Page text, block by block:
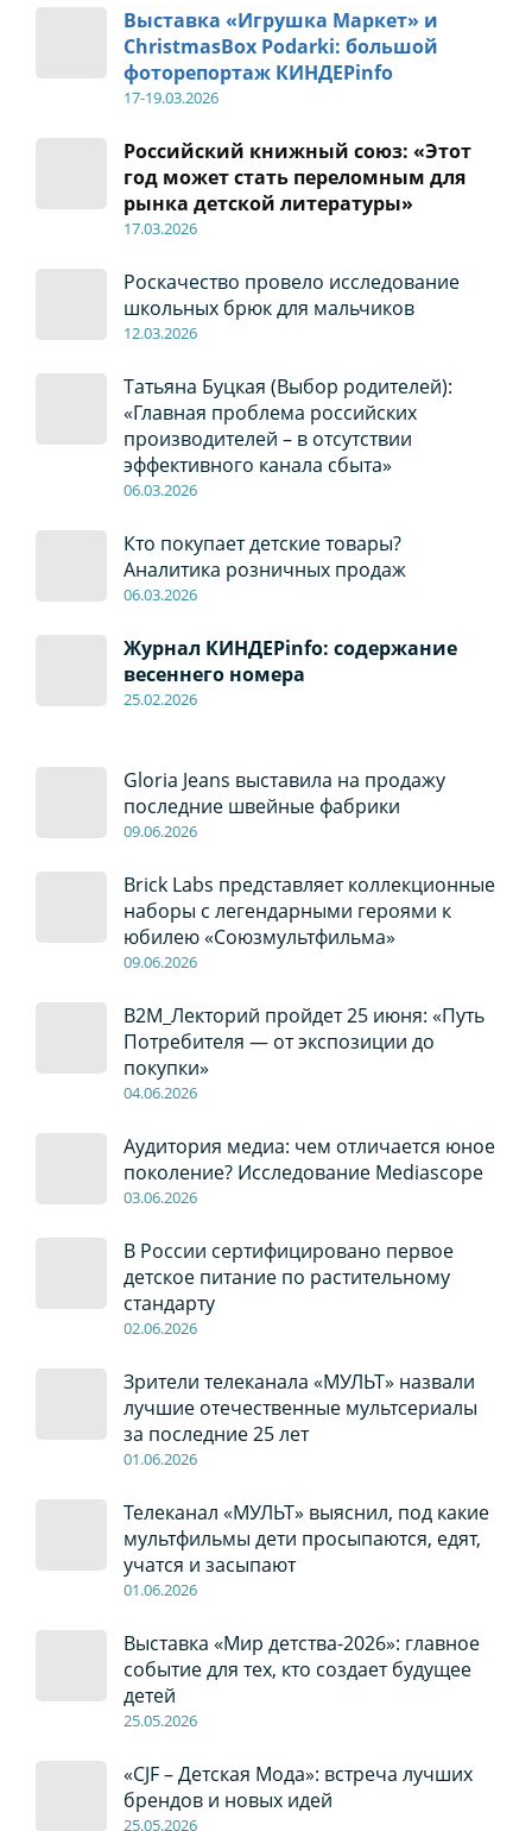
Выставка «Игрушка Маркет» и
ChristmasBox Podarki: большой
фоторепортаж КИНДЕРinfo
17-19.03.2026
Российский книжный союз: «Этот
год может стать переломным для
рынка детской литературы»
17.03.2026
Роскачество провело исследование
школьных брюк для мальчиков
12.03.2026
Татьяна Буцкая (Выбор родителей):
«Главная проблема российских
производителей – в отсутствии
эффективного канала сбыта»
06.03.2026
Кто покупает детские товары?
Аналитика розничных продаж
06.03.2026
Журнал КИНДЕРinfo: содержание
весеннего номера
25.02.2026
Gloria Jeans выставила на продажу
последние швейные фабрики
09.06.2026
Brick Labs представляет коллекционные
наборы с легендарными героями к
юбилею «Союзмультфильма»
09.06.2026
B2M_Лекторий пройдет 25 июня: «Путь
Потребителя — от экспозиции до
покупки»
04.06.2026
Аудитория медиа: чем отличается юное
поколение? Исследование Mediascope
03.06.2026
В России сертифицировано первое
детское питание по растительному
стандарту
02.06.2026
Зрители телеканала «МУЛЬТ» назвали
лучшие отечественные мультсериалы
за последние 25 лет
01.06.2026
Телеканал «МУЛЬТ» выяснил, под какие
мультфильмы дети просыпаются, едят,
учатся и засыпают
01.06.2026
Выставка «Мир детства-2026»: главное
событие для тех, кто создает будущее
детей
25.05.2026
«CJF – Детская Мода»: встреча лучших
брендов и новых идей
25.05.2026